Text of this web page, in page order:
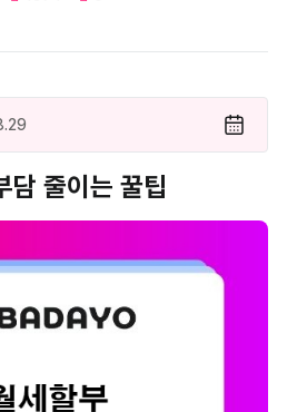
담 줄이는 꿀팁